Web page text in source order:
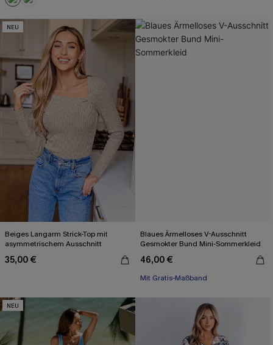
NEU
Beiges Langarm Strick-Top mit
asymmetrischem Ausschnitt
35,00 €
Blaues Ärmelloses V-Ausschnitt
Gesmokter Bund Mini-Sommerkleid
46,00 €
Mit Gratis-Maßband
X-Shape
NEU